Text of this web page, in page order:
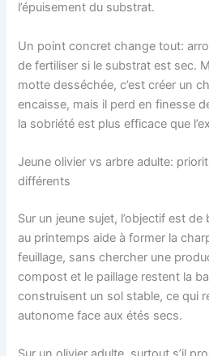
l’épuisement du substrat.
Un point concret change tout:
de fertiliser si le substrat est sec.
motte desséchée, c’est créer un
encaisse, mais il perd en finesse
la sobriété est plus efficace que
Jeune olivier vs arbre adulte:
différents
Sur un jeune sujet, l’objectif est de
au printemps aide à former la
feuillage, sans chercher une
compost et le paillage restent la
construisent un sol stable, ce qui
autonome face aux étés secs.